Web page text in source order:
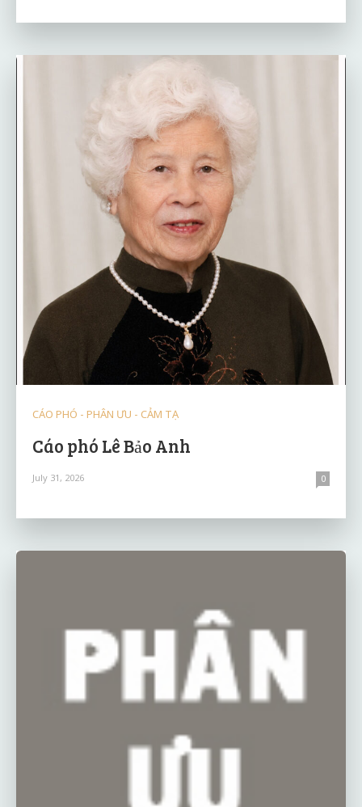
CÁO PHÓ - PHÂN ƯU - CẢM TẠ
Cáo phó Lê Bảo Anh
July 31, 2026 0